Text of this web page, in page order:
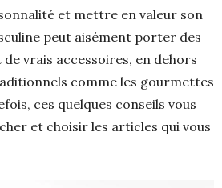
et mettre en valeur son
peut aisément porter des
vrais accessoires, en dehors
comme les gourmettes
ces quelques conseils vous
et choisir les articles qui vous